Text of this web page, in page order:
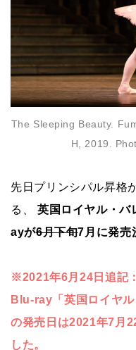
The Sleeping Beauty.
H, 2019.
先日プリンシパル昇格
る、 英国ロイヤル・
ayが6月下旬7月に発売
※2021年6月24日追記：
Blu-ray「英国ロイヤル
の発売日は2021年7月
した。